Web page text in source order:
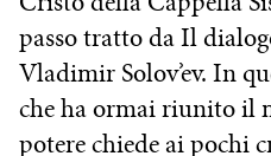
passo tratto da Il
Vladimir Solov’ev. In
che ha ormai riunito il
potere chiede ai pochi